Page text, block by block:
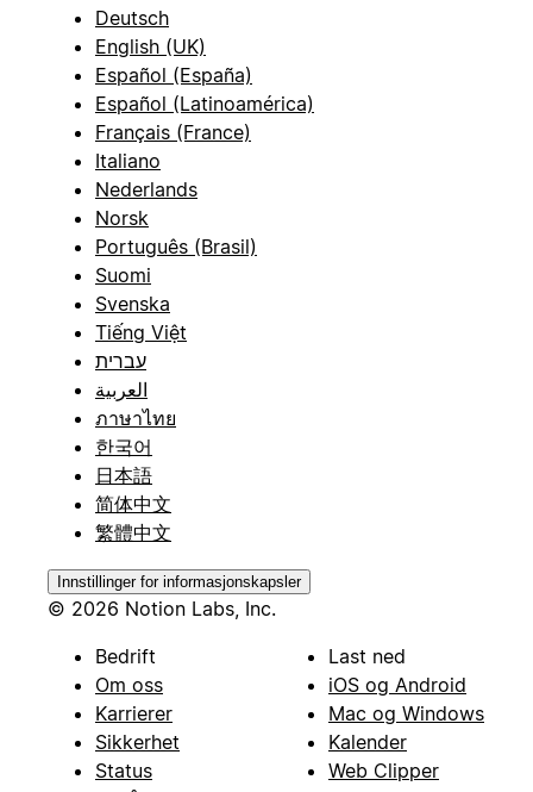
Deutsch
English (UK)
Español (España)
Español (Latinoamérica)
Français (France)
Italiano
Nederlands
Norsk
Português (Brasil)
Suomi
Svenska
Tiếng Việt
עברית
العربية
ภาษาไทย
한국어
日本語
简体中文
繁體中文
Innstillinger for informasjonskapsler
© 2026 Notion Labs, Inc.
Bedrift
Om oss
Karrierer
Sikkerhet
Status
Last ned
iOS og Android
Mac og Windows
Kalender
Web Clipper